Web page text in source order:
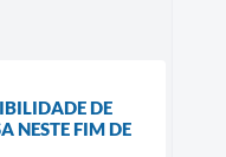
DE
NESTE FIM DE